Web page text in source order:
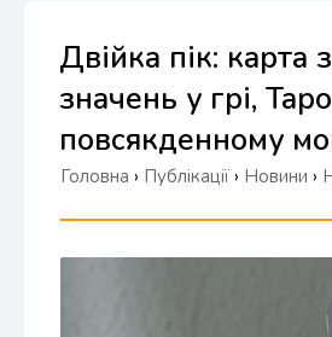
Двійка пік: карта
значень у грі,
повсякденному
Головна › Публікації › Новини ›